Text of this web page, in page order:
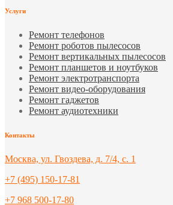
Услуги
Ремонт телефонов
Ремонт роботов пылесосов
Ремонт вертикальных пылесосов
Ремонт планшетов и ноутбуков
Ремонт электротранспорта
Ремонт видео-оборудования
Ремонт гаджетов
Ремонт аудиотехники
Контакты
Москва, ул. Гвоздева, д. 7/4, с. 1
+7 (495) 150-17-81
+7 968 500-17-80